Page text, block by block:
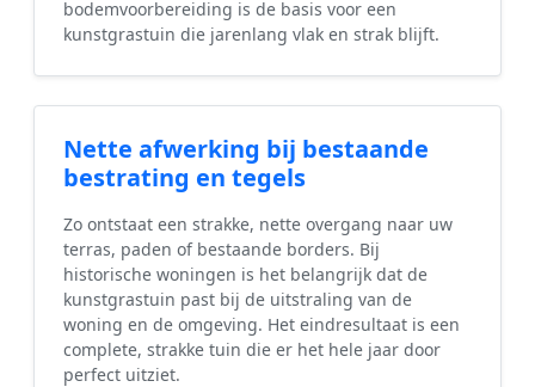
bodemvoorbereiding is de basis voor een
kunstgrastuin die jarenlang vlak en strak blijft.
Nette afwerking bij bestaande
bestrating en tegels
Zo ontstaat een strakke, nette overgang naar uw
terras, paden of bestaande borders. Bij
historische woningen is het belangrijk dat de
kunstgrastuin past bij de uitstraling van de
woning en de omgeving. Het eindresultaat is een
complete, strakke tuin die er het hele jaar door
perfect uitziet.